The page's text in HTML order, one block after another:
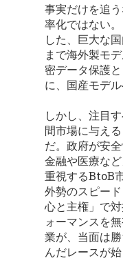
事実だけを追
率化ではない
した、巨大な
まで海外製モ
密データ保護
に、国産モデ
しかし、注目
間市場に与え
だ。政府が安
金融や医療な
重視するBtoB
外勢のスピー
心と主権」で
ォーマンスを
業が、当面は
んだレースが始